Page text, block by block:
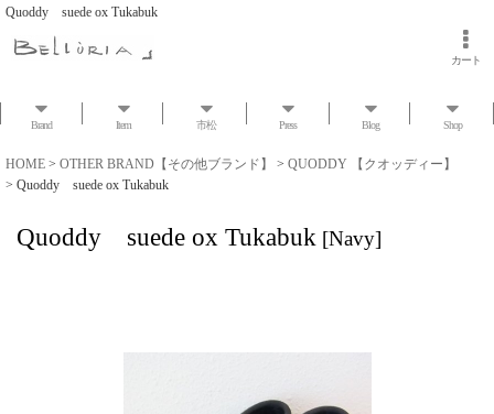
Quoddy suede ox Tukabuk
カート
Brand Item 市松 Press Blog Shop
HOME > OTHER BRAND【その他ブランド】 > QUODDY 【クオッディー】
> Quoddy suede ox Tukabuk
Quoddy suede ox Tukabuk [Navy]